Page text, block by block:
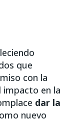
que
con la
impacto en la
dar la
nuevo